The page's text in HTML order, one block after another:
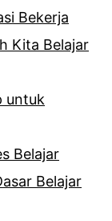
Bekerja
Kita Belajar
untuk
Belajar
Belajar